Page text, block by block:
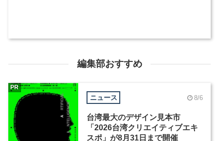
編集部おすすめ
ニュース 8/6
台湾最大のデザイン見本市
「2026台湾クリエイティブエキ
スポ」が8月31日まで開催
PR